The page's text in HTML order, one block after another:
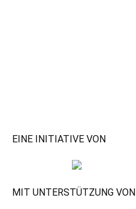
EINE INITIATIVE VON
MIT UNTERSTÜTZUNG VON